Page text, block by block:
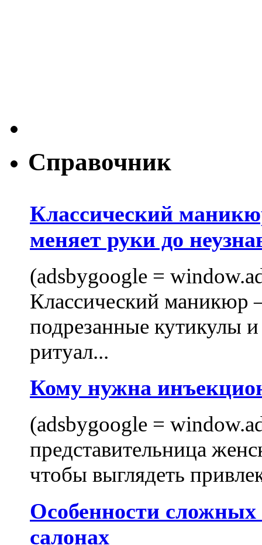
Справочник
Классический
меняет руки до
(adsbygoogle =
Классический маникюр
подрезанные кутикулы
ритуал...
Кому нужна
(adsbygoogle =
представительница
чтобы выглядеть
Особенности
салонах